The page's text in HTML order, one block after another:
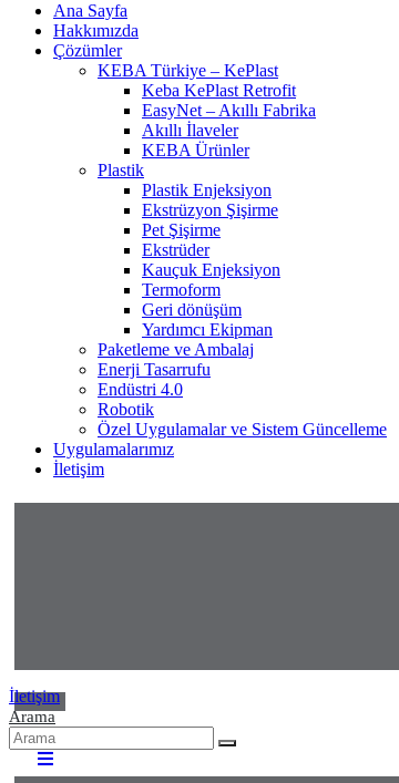
Ana Sayfa
Hakkımızda
Çözümler
KEBA Türkiye – KePlast
Keba KePlast Retrofit
EasyNet – Akıllı Fabrika
Akıllı İlaveler
KEBA Ürünler
Plastik
Plastik Enjeksiyon
Ekstrüzyon Şişirme
Pet Şişirme
Ekstrüder
Kauçuk Enjeksiyon
Termoform
Geri dönüşüm
Yardımcı Ekipman
Paketleme ve Ambalaj
Enerji Tasarrufu
Endüstri 4.0
Robotik
Özel Uygulamalar ve Sistem Güncelleme
Uygulamalarımız
İletişim
İletişim
Arama